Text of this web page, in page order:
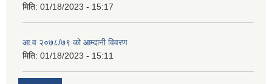
मिति: 01/18/2023 - 15:17
आ.व २०७८/७९ को आम्दानी विवरण
मिति: 01/18/2023 - 15:11